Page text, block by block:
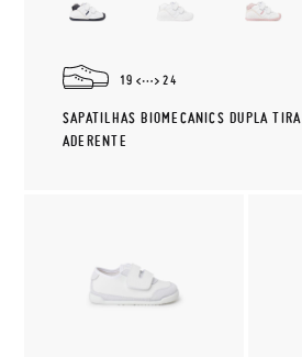
19 24
SAPATILHAS BIOMECANICS DUPLA TIRA
ADERENTE